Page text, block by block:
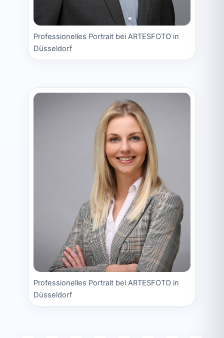
Professionelles Portrait bei ARTESFOTO in
Düsseldorf
Professionelles Portrait bei ARTESFOTO in
Düsseldorf